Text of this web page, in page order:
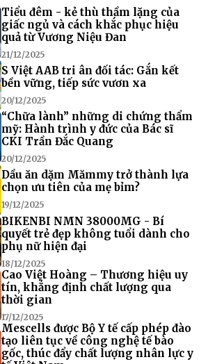
Tiểu đêm - kẻ thù thầm lặng của
giấc ngủ và cách khắc phục hiệu
quả từ Vương Niệu Đan
21/12/2025
S Việt AAB tri ân đối tác: Gắn kết
bền vững, tiếp sức vươn xa
20/12/2025
“Chữa lành” những di chứng thẩm
mỹ: Hành trình y đức của Bác sĩ
CKI Trần Đắc Quang
20/12/2025
Dầu ăn dặm Mămmy trở thành lựa
chọn ưu tiên của mẹ bỉm?
19/12/2025
BIKENBI NMN 38000MG - Bí
quyết trẻ đẹp không tuổi dành cho
phụ nữ hiện đại
18/12/2025
Cao Việt Hoàng – Thương hiệu uy
tín, khẳng định chất lượng qua
thời gian
17/12/2025
Mescells được Bộ Y tế cấp phép đào
tạo liên tục về công nghệ tế bào
gốc, thúc đẩy chất lượng nhân lực y